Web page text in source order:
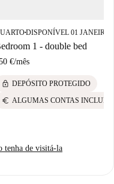
a Árvore de Matilda.
como Il
distância a pé. Para as
e Plaza de la Dia estão
o charme e a conveniência
■DISPONÍVEL 01 JANEIRO
1 - double bed
€/mês
lock DEPÓSITO PROTEGIDO
euro ALGUMAS CONTAS
tenha de visitá-la